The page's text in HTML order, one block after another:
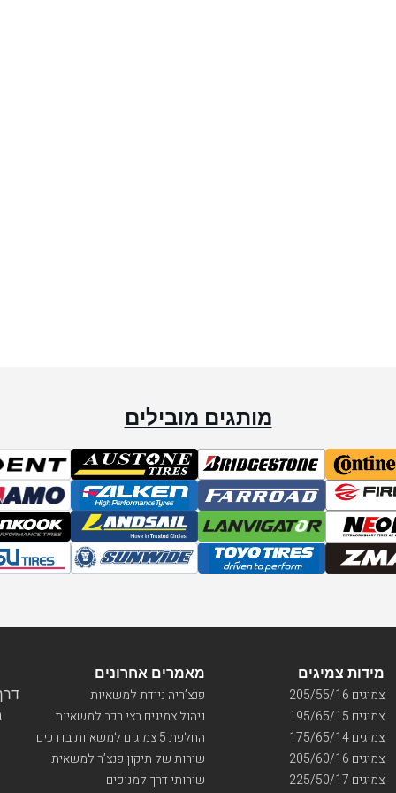
מותגים מובילים
דרך
מאמרים אחרונים
פנצ’ריה ניידת למשאיות
ניהול צמיגים בצי רכב למשאיות
החלפת 5 צמיגים למשאיות בדרכים
שירות של תיקון פנצ’ר למשאית
שירותי דרך למנופים
מידות צמיגים
צמיגים 205/55/16
צמיגים 195/65/15
צמיגים 175/65/14
צמיגים 205/60/16
צמיגים 225/50/17